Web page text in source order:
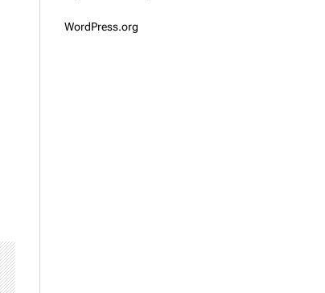
WordPress.org